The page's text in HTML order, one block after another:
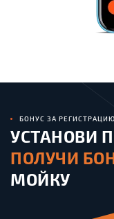
БОНУС ЗА РЕГИСТРАЦИЮ
УСТАНОВИ
ПОЛУЧИ
МОЙКУ